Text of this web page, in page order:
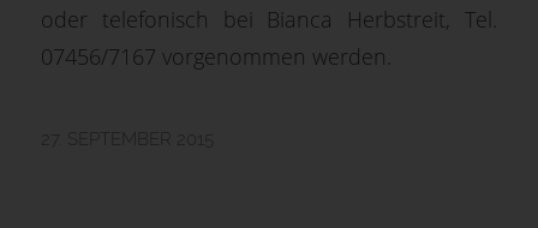
oder telefonisch bei Bianca Herbstreit, Tel.
07456/7167 vorgenommen werden.
27. SEPTEMBER 2015